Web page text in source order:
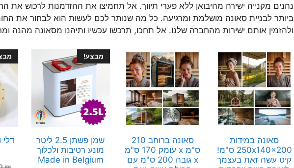
נהנים מקנייה ישירה מהיבואן ללא פערי תיווך. אל תחמיצו את ההזדמנות לרכוש את
ביותר לבניית סאונה מושלמת ומרגיעה. כל מה שנותר לכם לעשות הוא לבחור את
ולהזמין אותם ישירות מהחברה שלנו. אל תחכו, תרכשו עכשיו ותיהנו מסאונה מהנה
סאונה במידות
250x140x200 ס"מ!
קיט עשה זאת בעצמך
סאונה ברוחב 210
ס"מ x עומק 170 ס"מ
x גובה 200 ס"מ עם
מבצע!
שמן פשתן 2.5 ליטר
מונע רטיבות ולכלוך
Made in Belgium